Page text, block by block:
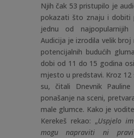
Njih čak 53 pristupilo je
pokazati što znaju i dobiti
jednu od najpopularnijih
Audicija je izrodila velik
potencijalnih budućih
dobi od 11 do 15 godina
mjesto u predstavi. Kroz 12
su, čitali Dnevnik
ponašanje na sceni,
male glumce. Kako je
Kerekeš rekao: „Uspjelo
mogu napraviti ni pravi